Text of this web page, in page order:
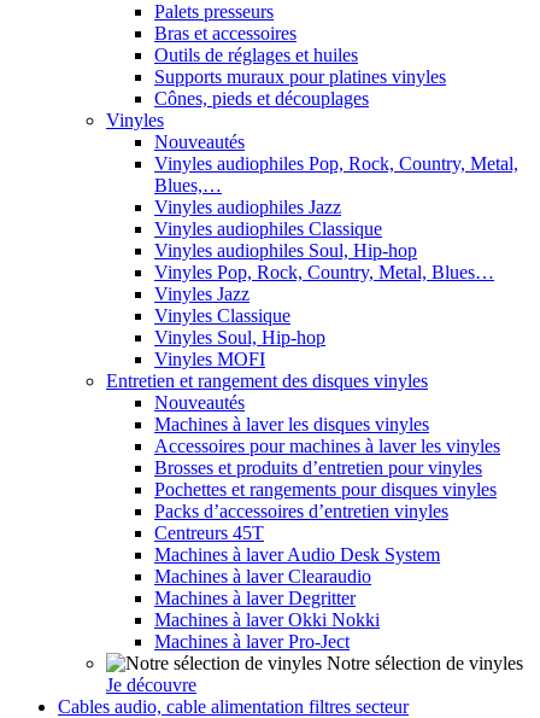
Palets presseurs
Bras et accessoires
Outils de réglages et huiles
Supports muraux pour platines vinyles
Cônes, pieds et découplages
Vinyles
Nouveautés
Vinyles audiophiles Pop, Rock, Country, Metal,
Blues,…
Vinyles audiophiles Jazz
Vinyles audiophiles Classique
Vinyles audiophiles Soul, Hip-hop
Vinyles Pop, Rock, Country, Metal, Blues…
Vinyles Jazz
Vinyles Classique
Vinyles Soul, Hip-hop
Vinyles MOFI
Entretien et rangement des disques vinyles
Nouveautés
Machines à laver les disques vinyles
Accessoires pour machines à laver les vinyles
Brosses et produits d’entretien pour vinyles
Pochettes et rangements pour disques vinyles
Packs d’accessoires d’entretien vinyles
Centreurs 45T
Machines à laver Audio Desk System
Machines à laver Clearaudio
Machines à laver Degritter
Machines à laver Okki Nokki
Machines à laver Pro-Ject
Notre sélection de vinyles
Je découvre
Cables audio, cable alimentation filtres secteur